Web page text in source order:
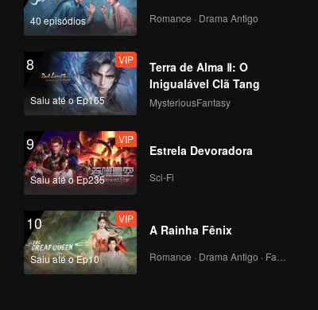
40 episódios Romance · Drama Antigo
8
Saiu até o Ep165
VIP
Terra de Alma Ⅱ: O
Inigualável Clã Tang
MysteriousFantasy
9
Saiu até o Ep235
VIP
Estrela Devoradora
Sci-Fi
10
Saiu até o Ep10
VIP
A Rainha Fênix